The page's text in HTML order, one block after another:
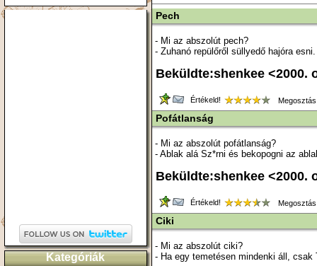
Kategóriák
Pech
- Mi az abszolút pech?
- Zuhanó repülőről süllyedő hajóra esni.
Beküldte:shenkee <2000.
Értékeld!
Pofátlanság
- Mi az abszolút pofátlanság?
- Ablak alá Sz*rni és bekopogni az
Beküldte:shenkee <2000.
Értékeld!
Ciki
- Mi az abszolút ciki?
- Ha egy temetésen mindenki áll, csak